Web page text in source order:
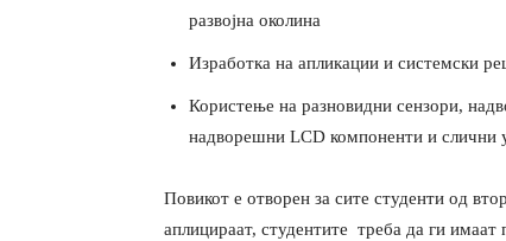
развојна околина
Изработка на апликации и системски
Користење на разновидни сензори,
надворешни LCD компоненти и слични
Повикот е отворен за сите студенти од
аплицираат, студентите треба да ги имаат